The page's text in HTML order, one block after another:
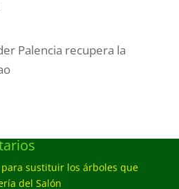
Palencia recupera la
sustituir los árboles que
del Salón